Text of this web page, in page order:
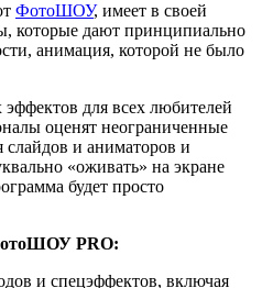
ФотоШОУ, имеет в своей
которые дают принципиально
анимация, которой не было
для всех любителей
оценят неограниченные
слайдов и аниматоров и
«оживать» на экране
будет просто
PRO:
и спецэффектов, включая